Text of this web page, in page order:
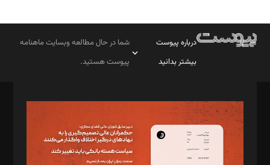
درباره پیوست
بیشتر بدانید
شما در حال مطالعه وبسایت ماهنامه
پیوست هستید.
مدیر مسئول: محمدباقر اثنی‌عشری
سردبیر: مهرک محمودی
دبیر تحریریه: میثم قاسمی
د‌بیر ناداستان: سمانه سمیع